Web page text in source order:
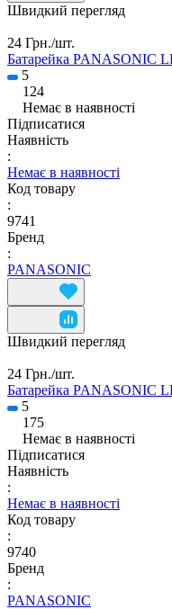
Швидкий перегляд
24 Грн./шт.
Батарейка PANASONIC
5
124
Немає в наявності
Підписатися
Наявність
:
Немає в наявності
Код товару
:
9741
Бренд
:
PANASONIC
Швидкий перегляд
24 Грн./шт.
Батарейка PANASONIC
5
175
Немає в наявності
Підписатися
Наявність
:
Немає в наявності
Код товару
:
9740
Бренд
:
PANASONIC